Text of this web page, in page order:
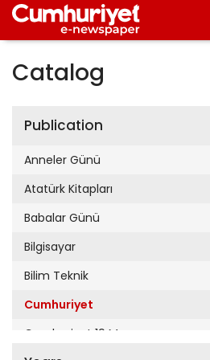
Catalog
Publication
Anneler Günü
Atatürk Kitapları
Babalar Günü
Bilgisayar
Bilim Teknik
Cumhuriyet
Cumhuriyet 19 Mayıs